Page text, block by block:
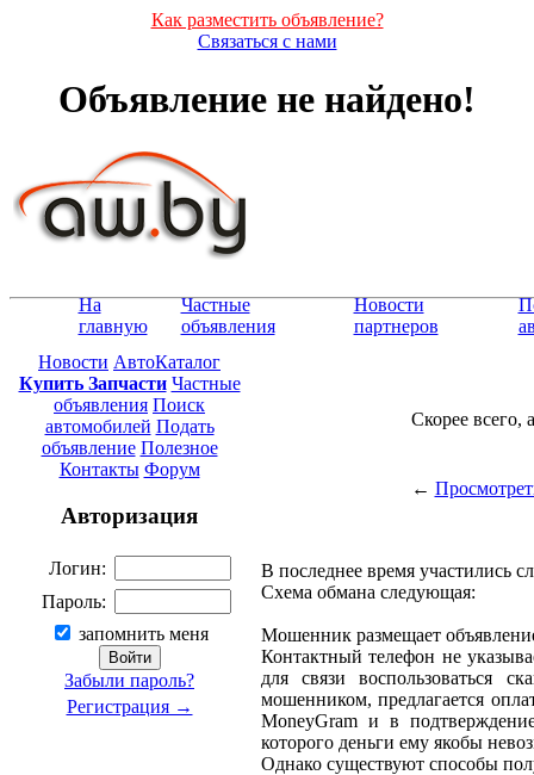
Как разместить объявление?
Связаться с нами
Объявление не найдено!
На
главную
Частные
объявления
Новости
партнеров
Новости АвтоКаталог
Купить Запчасти Частные
объявления Поиск
автомобилей Подать
объявление Полезное
Контакты Форум
Авторизация
Логин:
Пароль:
запомнить меня
Забыли пароль?
Регистрация →
Скорее всего,
←
В последнее время участились
Схема обмана следующая:
Мошенник размещает
Контактный телефон не
для связи воспользоваться
мошенником, предлагается
MoneyGram и в
которого деньги ему якобы
Однако существуют способы